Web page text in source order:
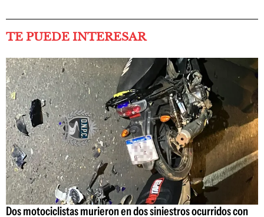
TE PUEDE INTERESAR
Dos motociclistas murieron en dos siniestros ocurridos con